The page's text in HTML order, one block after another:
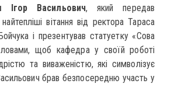
Ігор Васильович, який передав
вітання від ректора Тараса
і презентував статуетку «Сова
щоб кафедра у своїй роботі
та виваженістю, які символізує
брав безпосередню участь у